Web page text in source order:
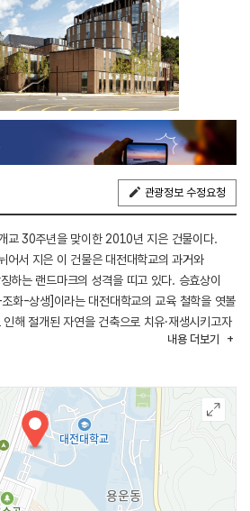
관광정보 수정요청
교 30주년을 맞이한 2010년 지은 건물이다.
어서 지은 이 건물은 대전대학교의 과거와
하는 랜드마크의 성격을 띠고 있다. 승효상이
화-상생]이라는 대전대학교의 교육 철학을 엿볼
해 절개된 자연을 건축으로 치유·재생시키고자
울러 공동체 정신의 온전한 부활을 희망하는
화 [도둑들]과 [수상한 그녀] 등을 촬영했다.
번, 61-2번, 66번, 605번, 608번을 이용할 수
관, 우암사적공원, 대동하늘공원 등의 관광지가
내용 더보기